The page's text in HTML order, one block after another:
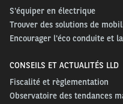
S'équiper en électrique
Trouver des solutions de
Encourager l'éco conduite et
CONSEILS ET ACTUALITÉS LLD
Fiscalité et règlementation
Observatoire des tendances